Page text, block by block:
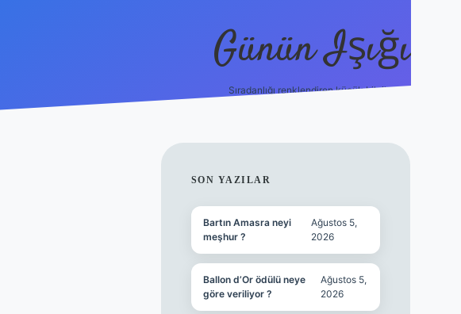
Günün Işığı
Sıradanlığı renklendiren küçük bilgiler.
SIDEBAR
SON YAZILAR
Bartın Amasra neyi
meşhur ?
Ağustos 5,
2026
Ballon d’Or ödülü neye
göre veriliyor ?
Ağustos 5,
2026
grand opera bet